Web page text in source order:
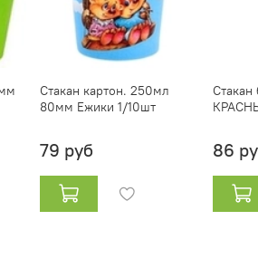
Стакан картон. 250мл
80мм Ежики 1/10шт
79 руб 86